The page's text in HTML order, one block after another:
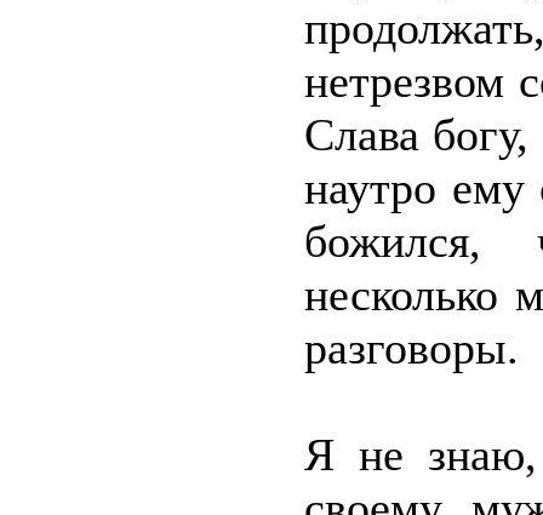
нетрезвом
Слава
наутро ему
несколько
разговоры.
Я не знаю,